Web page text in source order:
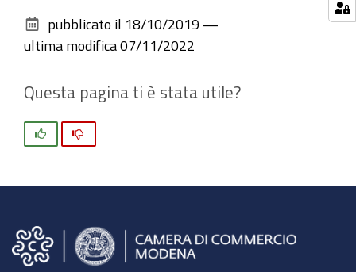
documento
pubblicato il 18/10/2019 —
ultima modifica 07/11/2022
Questa pagina ti è stata utile?